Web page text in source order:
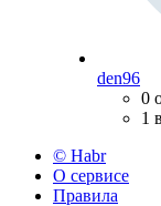
den96
0
1
© Habr
О сервисе
Правила